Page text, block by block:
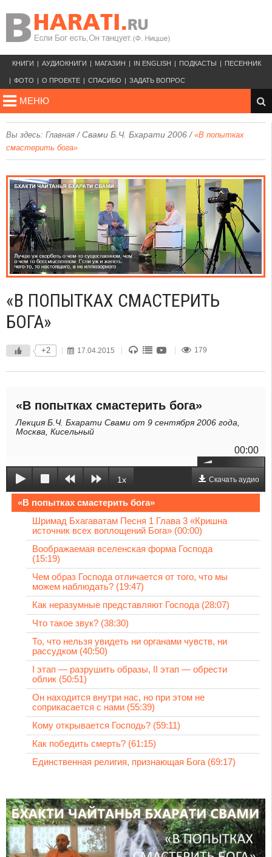
КНИГИ АУДИОКНИГИ МАГАЗИН IN ENGLISH ПОДКАСТЫ ПЕСЕННИК
ФОТО О ПРОЕКТЕ СПАСИБО ЗАДАТЬ ВОПРОС
МЕНЮ
Вы здесь: Главная /Свами Б.Ч. Бхарати 2006 / «В попытках
смастерить бога»
«В ПОПЫТКАХ СМАСТЕРИТЬ
БОГА»
+2 17.04.2015 179
«В попытках смастерить бога»
Лекция Б.Ч. Бхарати Свами от 9 сентября 2006 года,
Москва, Кисельный
00:00
1x Скачать аудио
«В попытках смастерить бога»
Шримад Бхагаватам Песня 1 Глава 3 «Кришна
источник всех воплощений Бога» (00:00)
Воображаемая вселенская форма Господа
(15:19)
Чем образ Господа отличается от того, что мы
можем наблюдать? (19:47)
Как неразумные представляют Господа (28:07)
Что такое звук? (38:30)
То, что нельзя увидеть ни органами чувств, ни
рассудком (40:50)
I этап — разрушить образы, II этап — обрести
облик (50:51)
Он находится внутри нас, но при этом не
соприкасается с нами (55:39)
Кому открывается Господь? (59:11)
Как победить смерть? (61:15)
Единственная религия, признающая Бога (69:17)